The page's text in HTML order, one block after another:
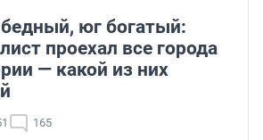
юг богатый:
проехал все города
— какой из них
165